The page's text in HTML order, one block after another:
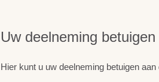
Uw deelneming betuigen
Hier kunt u uw deelneming betuigen